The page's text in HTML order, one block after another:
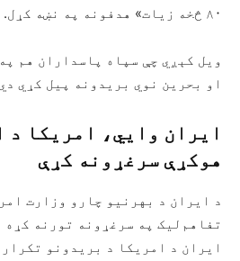
۸۰ څخه زیات» هدفونه په نښه کړل.
ویل کېږي چې سپاه پاسداران هم
او بحرین نوي بریدونه پیل کړي
ایران وايي، امریکا د
هوکړې سرغړونه کړې
د ایران د بهرنیو چارو وزارت
تفاهم‌لیک په سرغړونه تورنه کړه
ایران د امریکا د بریدونو